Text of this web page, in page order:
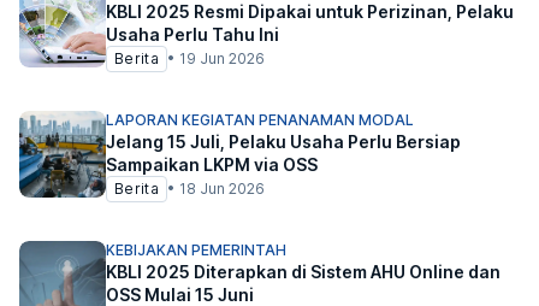
KBLI 2025 Resmi Dipakai untuk Perizinan, Pelaku
Usaha Perlu Tahu Ini
Berita • 19 Jun 2026
LAPORAN KEGIATAN PENANAMAN MODAL
Jelang 15 Juli, Pelaku Usaha Perlu Bersiap
Sampaikan LKPM via OSS
Berita • 18 Jun 2026
KEBIJAKAN PEMERINTAH
KBLI 2025 Diterapkan di Sistem AHU Online dan
OSS Mulai 15 Juni